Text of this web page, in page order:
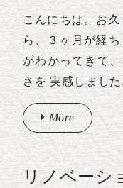
こんにちは。お
ら、３ヶ月が経
がわかってきて
さを 実感しまし
More
リノベー